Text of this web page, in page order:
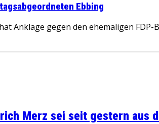
Ebbing
Anklage gegen den ehemaligen
Merz sei seit gestern aus